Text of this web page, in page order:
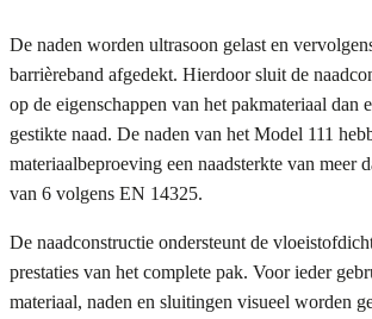
De naden worden ultrasoon gelast en
barrièreband afgedekt. Hierdoor sluit de
op de eigenschappen van het pakmateriaal dan
gestikte naad. De naden van het Model 111
materiaalbeproeving een naadsterkte van meer
van 6 volgens EN 14325.
De naadconstructie ondersteunt de
prestaties van het complete pak. Voor ieder
materiaal, naden en sluitingen visueel worden